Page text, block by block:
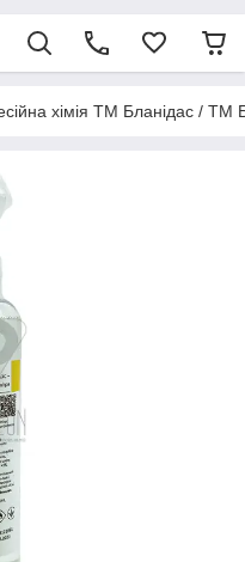
хімія ТМ Бланідас / ТМ